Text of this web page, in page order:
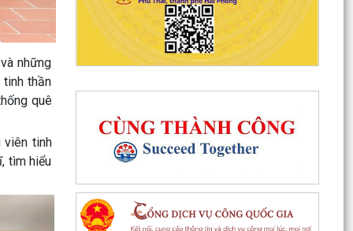
những
thần
quê
viên tinh
tìm hiểu